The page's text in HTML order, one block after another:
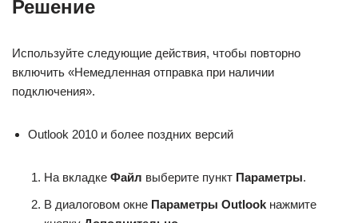
Решение
Используйте следующие действия, чтобы повторно
включить «Немедленная отправка при наличии
подключения».
Outlook 2010 и более поздних версий
На вкладке Файл выберите пункт Параметры.
В диалоговом окне Параметры Outlook нажмите